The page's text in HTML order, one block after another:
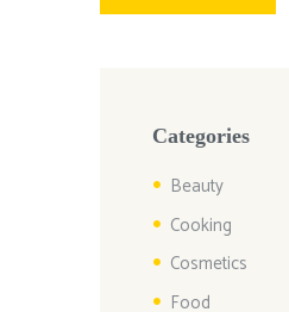
Categories
Beauty
Cooking
Cosmetics
Food